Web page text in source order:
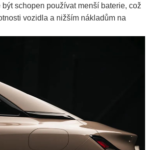
schopen používat menší baterie, což
vozidla a nižším nákladům na